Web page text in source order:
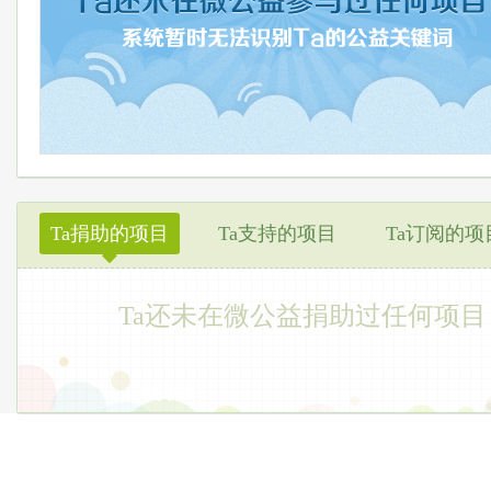
Ta捐助的项目
◆
Ta支持的项目 Ta订阅的项
Ta还未在微公益捐助过任何项目